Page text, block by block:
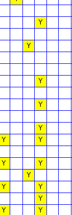
Y
Y
Y
Y
Y
Y
Y
Y
Y
Y
Y
Y
Y
Y
Y